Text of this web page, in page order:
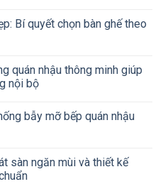
Bí quyết chọn bàn ghế theo
quán nhậu thông minh giúp
nội bộ
bẫy mỡ bếp quán nhậu
sàn ngăn mùi và thiết kế